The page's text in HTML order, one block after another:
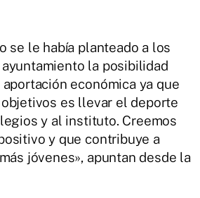
se le había planteado a los
la posibilidad
económica ya que
es llevar el deporte
y al instituto. Creemos
y que contribuye a
jóvenes», apuntan desde la